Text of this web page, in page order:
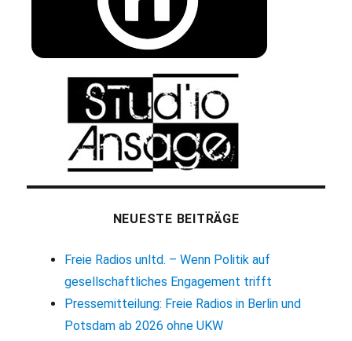
NEUESTE BEITRÄGE
Freie Radios unltd. – Wenn Politik auf
gesellschaftliches Engagement trifft
Pressemitteilung: Freie Radios in Berlin und
Potsdam ab 2026 ohne UKW